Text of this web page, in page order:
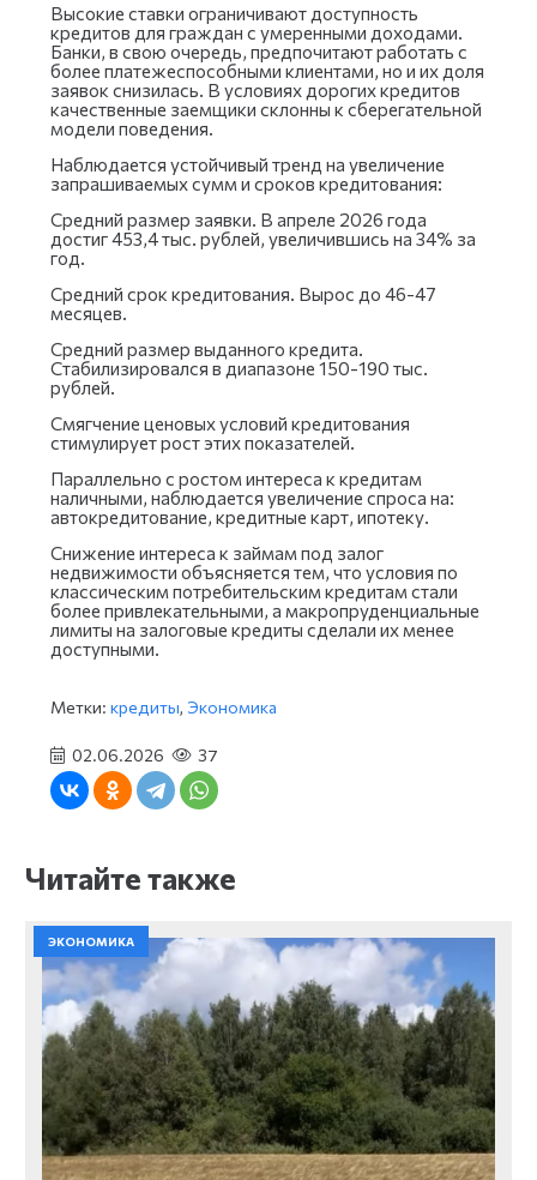
Высокие ставки ограничивают доступность
кредитов для граждан с умеренными доходами.
Банки, в свою очередь, предпочитают работать с
более платежеспособными клиентами, но и их доля
заявок снизилась. В условиях дорогих кредитов
качественные заемщики склонны к сберегательной
модели поведения.
Наблюдается устойчивый тренд на увеличение
запрашиваемых сумм и сроков кредитования:
Средний размер заявки. В апреле 2026 года
достиг 453,4 тыс. рублей, увеличившись на 34% за
год.
Средний срок кредитования. Вырос до 46-47
месяцев.
Средний размер выданного кредита.
Стабилизировался в диапазоне 150-190 тыс.
рублей.
Смягчение ценовых условий кредитования
стимулирует рост этих показателей.
Параллельно с ростом интереса к кредитам
наличными, наблюдается увеличение спроса на:
автокредитование, кредитные карт, ипотеку.
Снижение интереса к займам под залог
недвижимости объясняется тем, что условия по
классическим потребительским кредитам стали
более привлекательными, а макропруденциальные
лимиты на залоговые кредиты сделали их менее
доступными.
Метки: кредиты, Экономика
02.06.2026 37
Читайте также
ЭКОНОМИКА